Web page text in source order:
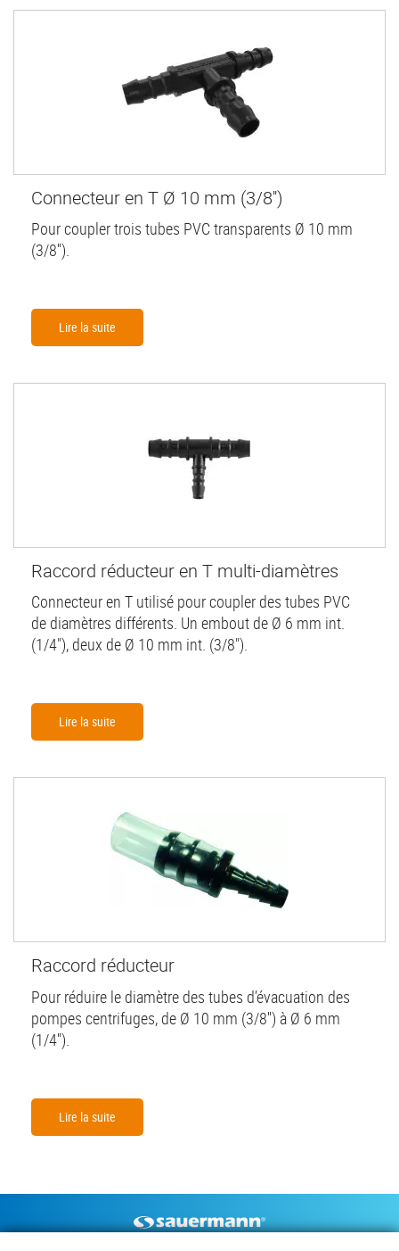
Connecteur en T Ø 10 mm (3/8'')
Pour coupler trois tubes PVC transparents Ø 10 mm
(3/8'').
Lire la suite
Raccord réducteur en T multi-diamètres
Connecteur en T utilisé pour coupler des tubes PVC
de diamètres différents. Un embout de Ø 6 mm int.
(1/4"), deux de Ø 10 mm int. (3/8").
Lire la suite
Raccord réducteur
Pour réduire le diamètre des tubes d’évacuation des
pompes centrifuges, de Ø 10 mm (3/8'') à Ø 6 mm
(1/4'').
Lire la suite